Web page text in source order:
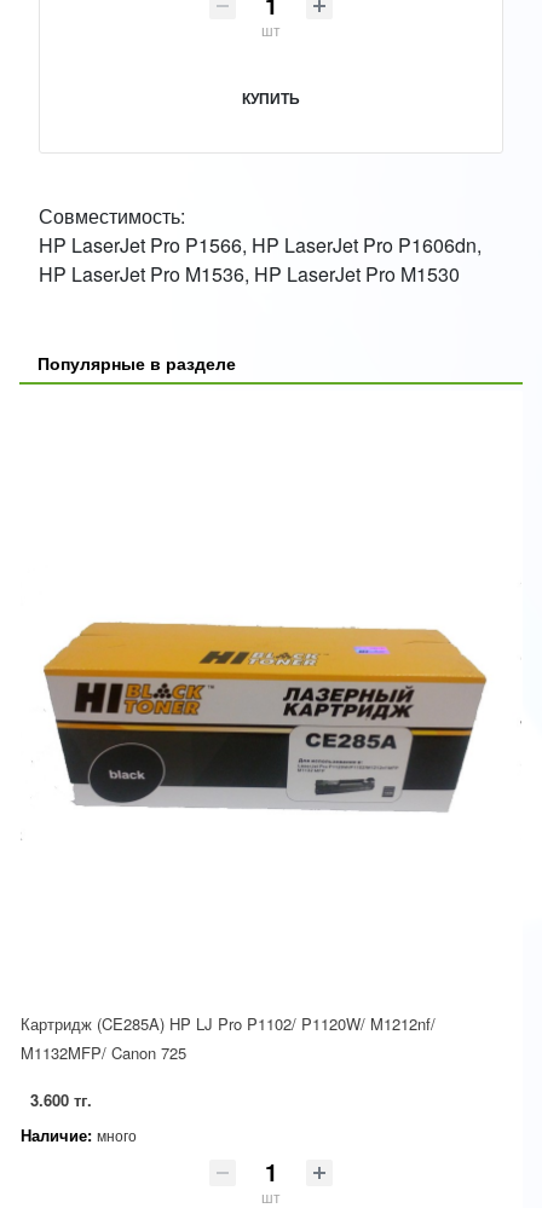
шт
КУПИТЬ
Совместимость:
HP LaserJet Pro P1566, HP LaserJet Pro P1606dn,
HP LaserJet Pro M1536, HP LaserJet Pro M1530
Популярные в разделе
Картридж (CE285A) HP LJ Pro P1102/ P1120W/ M1212nf/
M1132MFP/ Canon 725
3.600 тг.
Наличие: много
шт